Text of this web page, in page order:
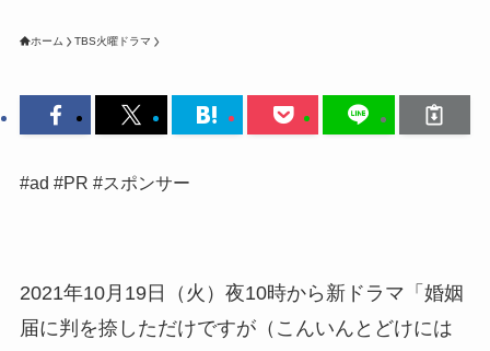
ホーム TBS火曜ドラマ
#ad #PR #スポンサー
2021年10月19日（火）夜10時から新ドラマ「婚姻
届に判を捺しただけですが（ こんいんとどけには